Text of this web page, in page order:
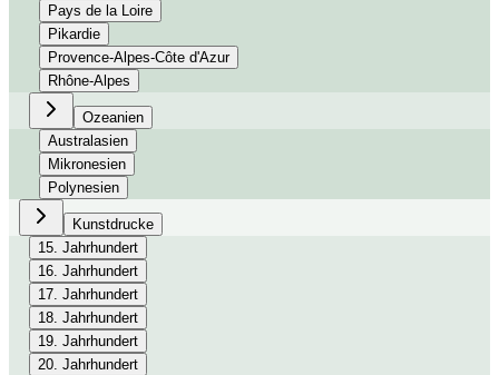
Pays de la Loire
Pikardie
Provence-Alpes-Côte d'Azur
Rhône-Alpes
Ozeanien
Australasien
Mikronesien
Polynesien
Kunstdrucke
15. Jahrhundert
16. Jahrhundert
17. Jahrhundert
18. Jahrhundert
19. Jahrhundert
20. Jahrhundert